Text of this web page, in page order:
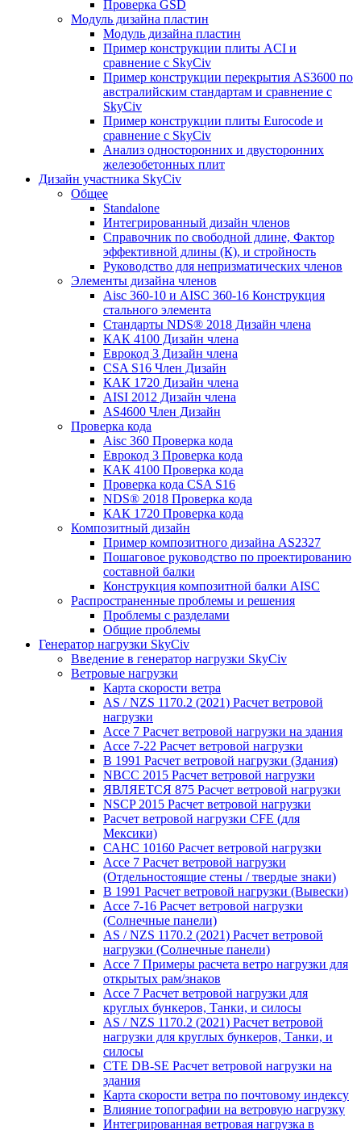
Проверка GSD
Модуль дизайна пластин
Модуль дизайна пластин
Пример конструкции плиты ACI и
сравнение с SkyCiv
Пример конструкции перекрытия AS3600 по
австралийским стандартам и сравнение с
SkyCiv
Пример конструкции плиты Eurocode и
сравнение с SkyCiv
Анализ односторонних и двусторонних
железобетонных плит
Дизайн участника SkyCiv
Общее
Standalone
Интегрированный дизайн членов
Справочник по свободной длине, Фактор
эффективной длины (К), и стройность
Руководство для непризматических членов
Элементы дизайна членов
Aisc 360-10 и AISC 360-16 Конструкция
стального элемента
Стандарты NDS® 2018 Дизайн члена
КАК 4100 Дизайн члена
Еврокод 3 Дизайн члена
CSA S16 Член Дизайн
КАК 1720 Дизайн члена
AISI 2012 Дизайн члена
AS4600 Член Дизайн
Проверка кода
Aisc 360 Проверка кода
Еврокод 3 Проверка кода
КАК 4100 Проверка кода
Проверка кода CSA S16
NDS® 2018 Проверка кода
КАК 1720 Проверка кода
Композитный дизайн
Пример композитного дизайна AS2327
Пошаговое руководство по проектированию
составной балки
Конструкция композитной балки AISC
Распространенные проблемы и решения
Проблемы с разделами
Общие проблемы
Генератор нагрузки SkyCiv
Введение в генератор нагрузки SkyCiv
Ветровые нагрузки
Карта скорости ветра
AS / NZS 1170.2 (2021) Расчет ветровой
нагрузки
Ассе 7 Расчет ветровой нагрузки на здания
Ассе 7-22 Расчет ветровой нагрузки
В 1991 Расчет ветровой нагрузки (Здания)
NBCC 2015 Расчет ветровой нагрузки
ЯВЛЯЕТСЯ 875 Расчет ветровой нагрузки
NSCP 2015 Расчет ветровой нагрузки
Расчет ветровой нагрузки CFE (для
Мексики)
САНС 10160 Расчет ветровой нагрузки
Ассе 7 Расчет ветровой нагрузки
(Отдельностоящие стены / твердые знаки)
В 1991 Расчет ветровой нагрузки (Вывески)
Ассе 7-16 Расчет ветровой нагрузки
(Солнечные панели)
AS / NZS 1170.2 (2021) Расчет ветровой
нагрузки (Солнечные панели)
Ассе 7 Примеры расчета ветро нагрузки для
открытых рам/знаков
Ассе 7 Расчет ветровой нагрузки для
круглых бункеров, Танки, и силосы
AS / NZS 1170.2 (2021) Расчет ветровой
нагрузки для круглых бункеров, Танки, и
силосы
CTE DB-SE Расчет ветровой нагрузки на
здания
Карта скорости ветра по почтовому индексу
Влияние топографии на ветровую нагрузку
Интегрированная ветровая нагрузка в